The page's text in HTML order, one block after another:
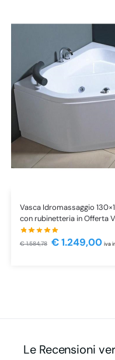
Vasca Idromassaggio
con rubinetteria in Offerta
€1.584,78 €1.249,00 iva
Le Recensioni